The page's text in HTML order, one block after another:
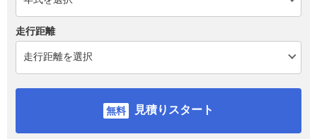
走行距離
見積りスタート